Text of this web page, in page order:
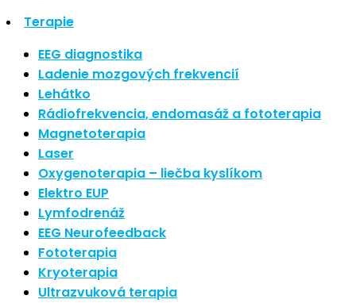
Terapie
EEG diagnostika
Ladenie mozgových frekvencií
Lehátko
Rádiofrekvencia, endomasáž a fototerapia
Magnetoterapia
Laser
Oxygenoterapia – liečba kyslíkom
Elektro EUP
Lymfodrenáž
EEG Neurofeedback
Fototerapia
Kryoterapia
Ultrazvuková terapia
Najnovšie články
Nové polarizované svetlo
So psoriázou netreba žiť
Rozšírenie služieb
Hudba a vývoj mozgu
Najnovšie komentáre
Žiadne komentáre na zobrazenie.
Archív
september 2021
apríl 2021
august 2020